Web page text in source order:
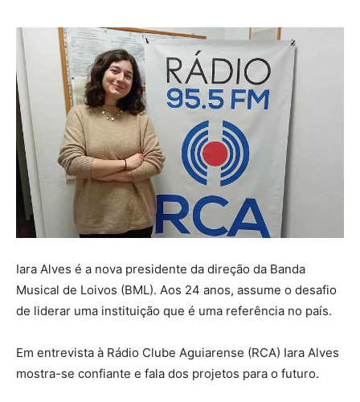
Iara Alves é a nova presidente da direção da Banda
Musical de Loivos (BML). Aos 24 anos, assume o desafio
de liderar uma instituição que é uma referência no país.
Em entrevista à Rádio Clube Aguiarense (RCA) Iara Alves
mostra-se confiante e fala dos projetos para o futuro.